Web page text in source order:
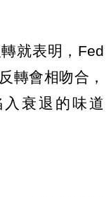
就表明，Fed
轉會相吻合，
衰退的味道